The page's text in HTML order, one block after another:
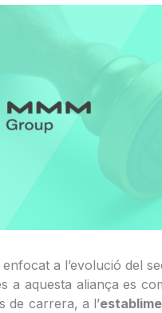
a l’evolució del
a aquesta aliança es
de carrera, a l’